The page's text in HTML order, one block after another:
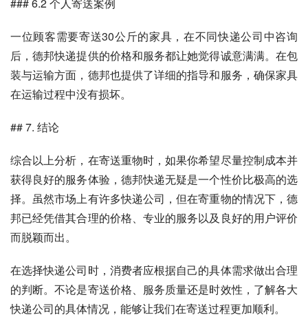
一位顾客需要寄送30公斤的家具，在不同快递公司中咨询
后，德邦快递提供的价格和服务都让她觉得诚意满满。在包
装与运输方面，德邦也提供了详细的指导和服务，确保家具
在运输过程中没有损坏。
## 7. 结论
综合以上分析，在寄送重物时，如果你希望尽量控制成本并
获得良好的服务体验，德邦快递无疑是一个性价比极高的选
择。虽然市场上有许多快递公司，但在寄重物的情况下，德
邦已经凭借其合理的价格、专业的服务以及良好的用户评价
而脱颖而出。
在选择快递公司时，消费者应根据自己的具体需求做出合理
的判断。不论是寄送价格、服务质量还是时效性，了解各大
快递公司的具体情况，能够让我们在寄送过程更加顺利。